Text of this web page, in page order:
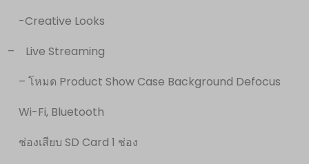
-Creative Looks
– Live Streaming
– โหมด Product Show Case Background Defocus
Wi-Fi, Bluetooth
ช่องเสียบ SD Card 1 ช่อง